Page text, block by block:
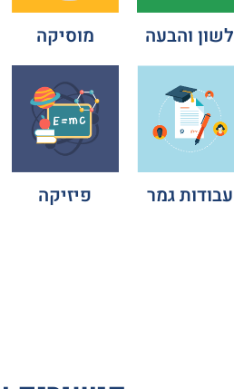
לשון והבעה מוסיקה
עבודות גמר פיזיקה